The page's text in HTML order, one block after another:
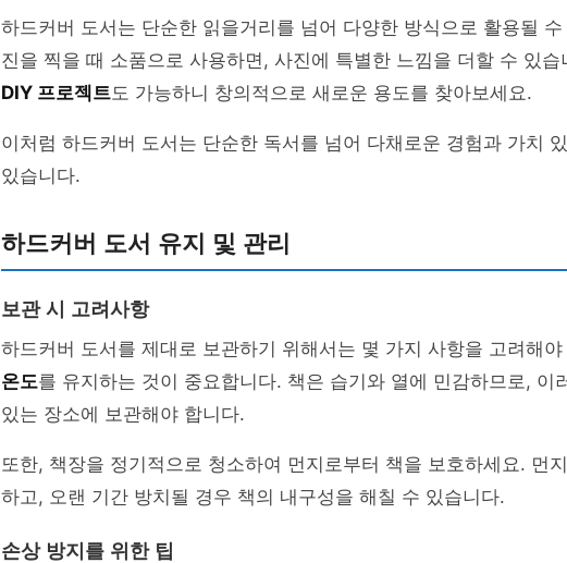
하드커버 도서는 단순한 읽을거리를 넘어 다양한 방식으로 활용될
진을 찍을 때 소품으로 사용하면, 사진에 특별한 느낌을 더할 수 있
DIY 프로젝트도 가능하니 창의적으로 새로운 용도를 찾아보세요.
이처럼 하드커버 도서는 단순한 독서를 넘어 다채로운 경험과 가치
있습니다.
하드커버 도서 유지 및 관리
보관 시 고려사항
하드커버 도서를 제대로 보관하기 위해서는 몇 가지 사항을 고려해야
온도를 유지하는 것이 중요합니다. 책은 습기와 열에 민감하므로, 이
있는 장소에 보관해야 합니다.
또한, 책장을 정기적으로 청소하여 먼지로부터 책을 보호하세요. 먼
하고, 오랜 기간 방치될 경우 책의 내구성을 해칠 수 있습니다.
손상 방지를 위한 팁